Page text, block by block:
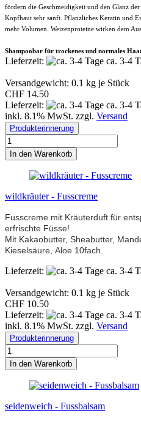
fördern die Geschmeidigkeit und den Glanz
Kopfhaut sehr sanft. Pflanzliches Keratin und
mehr Volumen. Weizenproteine wirken dem
Shampoobar für trockenes und normales
Lieferzeit: ca. 3-4
Versandgewicht: 0.1 kg je Stück
CHF 14.50
Lieferzeit:
ca. 3-4
inkl. 8.1% MwSt. zzgl. Versand
Produkterinnerung
In den Warenkorb
wildkräuter - Fusscreme
Fusscreme mit Kräuterduft für
erfrischte Füsse!
Mit Kakaobutter, Sheabutter,
Kieselsäure, Aloe 10fach.
Lieferzeit: ca. 3-4
Versandgewicht: 0.1 kg je Stück
CHF 10.50
Lieferzeit:
ca. 3-4
inkl. 8.1% MwSt. zzgl. Versand
Produkterinnerung
In den Warenkorb
seidenweich - Fussbalsam